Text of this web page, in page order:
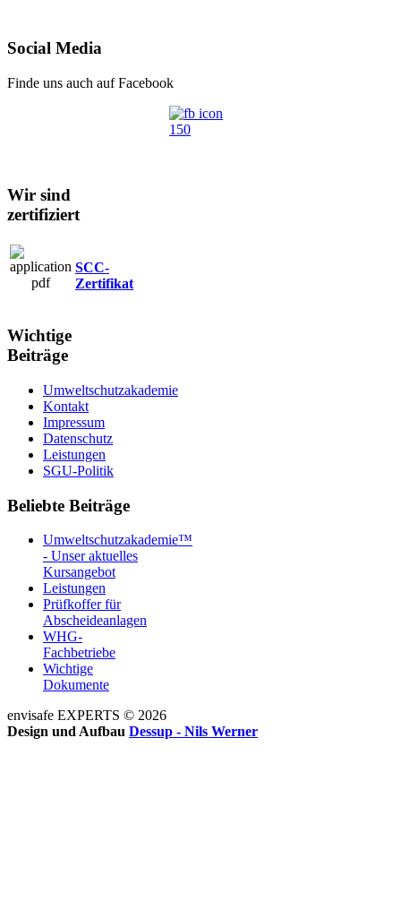
Social Media
Finde uns auch auf Facebook
Wir sind
zertifiziert
SCC-
Zertifikat
Wichtige
Beiträge
Umweltschutzakademie
Kontakt
Impressum
Datenschutz
Leistungen
SGU-Politik
Beliebte Beiträge
Umweltschutzakademie™
- Unser aktuelles
Kursangebot
Leistungen
Prüfkoffer für
Abscheideanlagen
WHG-
Fachbetriebe
Wichtige
Dokumente
envisafe EXPERTS © 2026
Design und Aufbau Dessup - Nils Werner